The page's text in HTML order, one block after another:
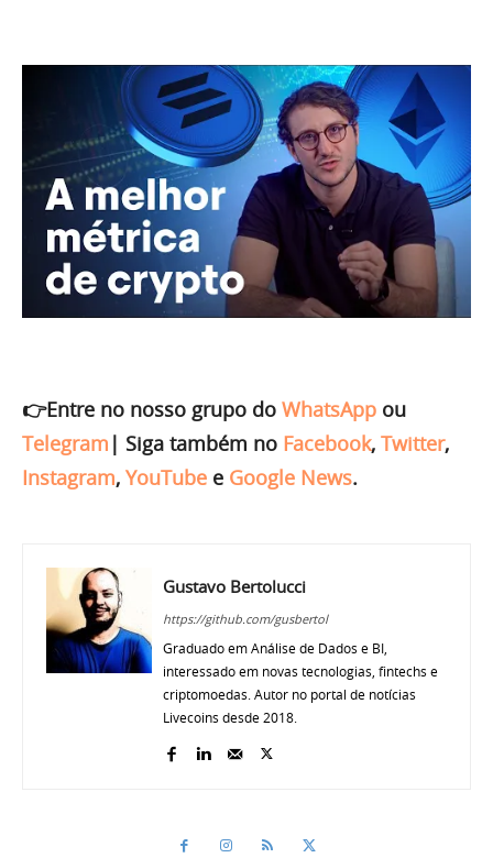
👉Entre no nosso grupo do WhatsApp ou
Telegram | Siga também no Facebook, Twitter,
Instagram, YouTube e Google News.
Gustavo Bertolucci
https://github.com/gusbertol
Graduado em Análise de Dados e BI,
interessado em novas tecnologias, fintechs e
criptomoedas. Autor no portal de notícias
Livecoins desde 2018.